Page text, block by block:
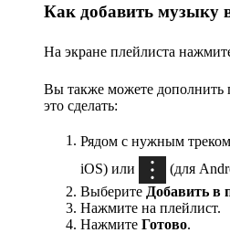
Как добавить музыку
На экране плейлиста
Вы также можете дополнить
это сделать:
Рядом с нужным треком
iOS) или
(для
Выберите Добавить в
Нажмите на плейлист.
Нажмите Готово.